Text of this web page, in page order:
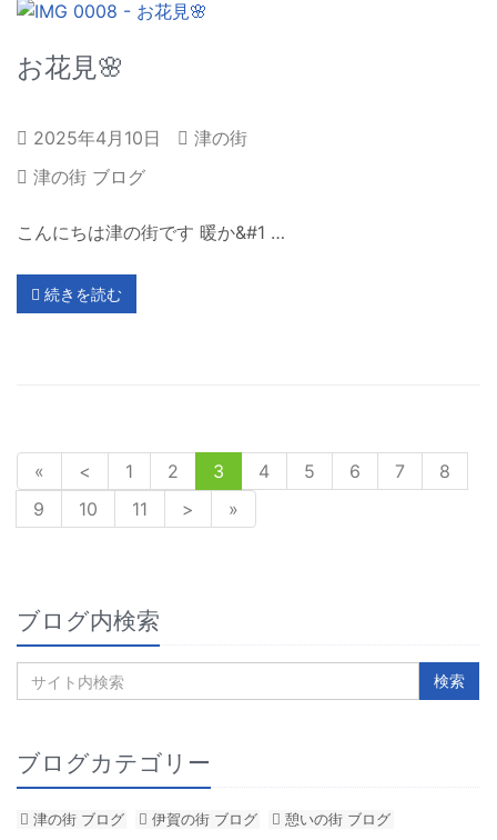
お花見🌸
2025年4月10日
津の街
津の街 ブログ
こんにちは津の街です 暖か&#1 …
続きを読む
« < 1 2 3 4 5 6 7
8
9
10 11 > »
ブログ内検索
ブログカテゴリー
津の街 ブログ 伊賀の街 ブログ
憩いの街 ブログ